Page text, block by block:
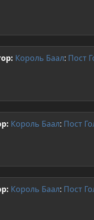
Король Баал: Пост
Король Баал: Пост
Король Баал: Пост